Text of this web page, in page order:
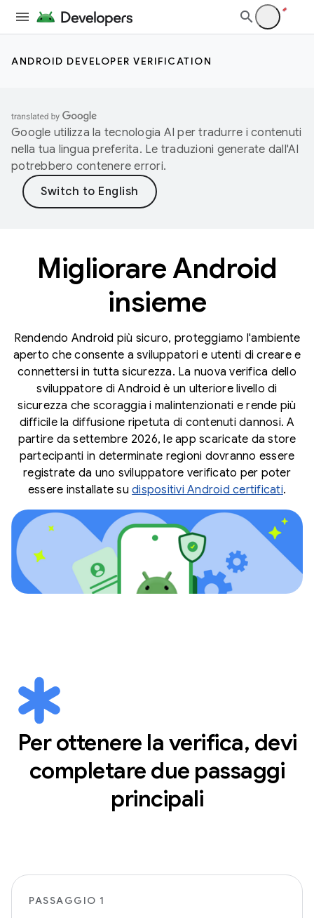
ANDROID DEVELOPER VERIFICATION
Google utilizza la tecnologia AI per tradurre i contenuti
nella tua lingua preferita. Le traduzioni generate dall'AI
potrebbero contenere errori.
Migliorare Android
insieme
Rendendo Android più sicuro, proteggiamo l'ambiente
aperto che consente a sviluppatori e utenti di creare e
connettersi in tutta sicurezza. La nuova verifica dello
sviluppatore di Android è un ulteriore livello di
sicurezza che scoraggia i malintenzionati e rende più
difficile la diffusione ripetuta di contenuti dannosi. A
partire da settembre 2026, le app scaricate da store
partecipanti in determinate regioni dovranno essere
registrate da uno sviluppatore verificato per poter
essere installate sudispositivi Android certificati.
Per ottenere la verifica, devi
completare due passaggi
principali
PASSAGGIO 1